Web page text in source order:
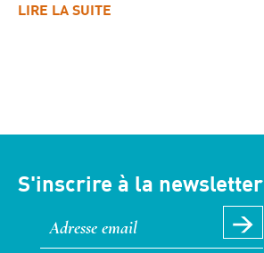
LIRE LA SUITE
S'inscrire à la newsletter